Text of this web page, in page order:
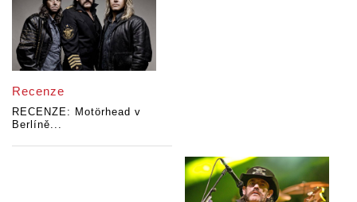
Recenze
RECENZE: Motörhead v
Berlíně...